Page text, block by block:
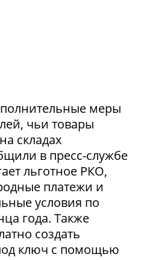
меры
чьи товары
складах
в пресс-службе
льготное РКО,
платежи и
условия по
года. Также
создать
ключ с помощью